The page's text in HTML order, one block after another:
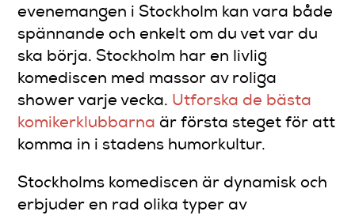
evenemangen i Stockholm kan vara både
spännande och enkelt om du vet var du
ska börja. Stockholm har en livlig
komediscen med massor av roliga
shower varje vecka. Utforska de bästa
komikerklubbarna är första steget för att
komma in i stadens humorkultur.
Stockholms komediscen är dynamisk och
erbjuder en rad olika typer av